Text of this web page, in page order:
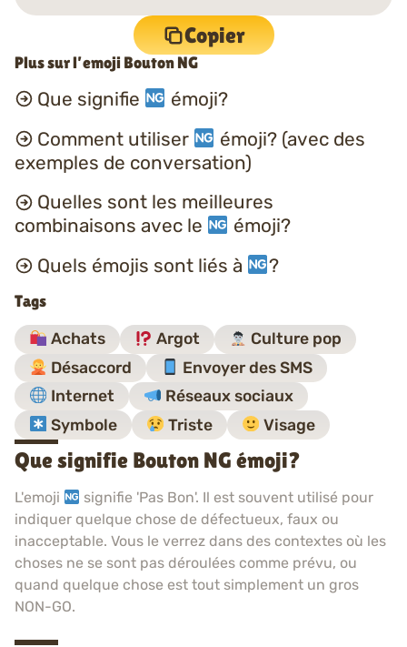
Copier
Plus sur l’emoji Bouton NG
Que signifie
émoji?
Comment utiliser
émoji? (avec des
exemples de conversation)
Quelles sont les meilleures
combinaisons avec le
émoji?
Quels émojis sont liés à
?
Tags
Achats Argot
Culture pop
Désaccord
Envoyer des SMS
Internet
Réseaux sociaux
Symbole
Triste Visage
Que signifie Bouton NG émoji?
L'emoji
signifie 'Pas Bon'. Il est souvent utilisé pour
indiquer quelque chose de défectueux, faux ou
inacceptable. Vous le verrez dans des contextes où les
choses ne se sont pas déroulées comme prévu, ou
quand quelque chose est tout simplement un gros
NON-GO.